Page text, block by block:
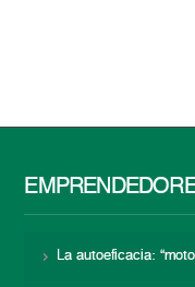
La autoeficacia: